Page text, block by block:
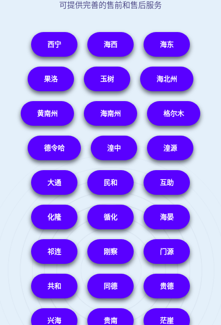
可提供完善的售前和售后服务
西宁 海西 海东
果洛 玉树 海北州
黄南州 海南州 格尔木
德令哈 湟中 湟源
大通 民和 互助
化隆 循化 海晏
祁连 刚察 门源
共和 同德 贵德
兴海 贵南 茫崖